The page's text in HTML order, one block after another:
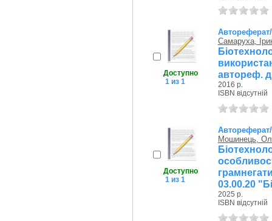
Доступно
1 из 1
Самаруха,
автореф.
2016 р.
ISBN відсутній
Доступно
1 из 1
Мошинець,
03.00.20
2025 р.
ISBN відсутній